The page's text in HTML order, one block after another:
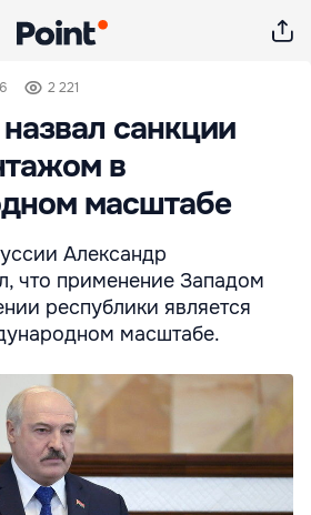
2 221
санкции
в
масштабе
Александр
что применение Западом
республики является
масштабе.